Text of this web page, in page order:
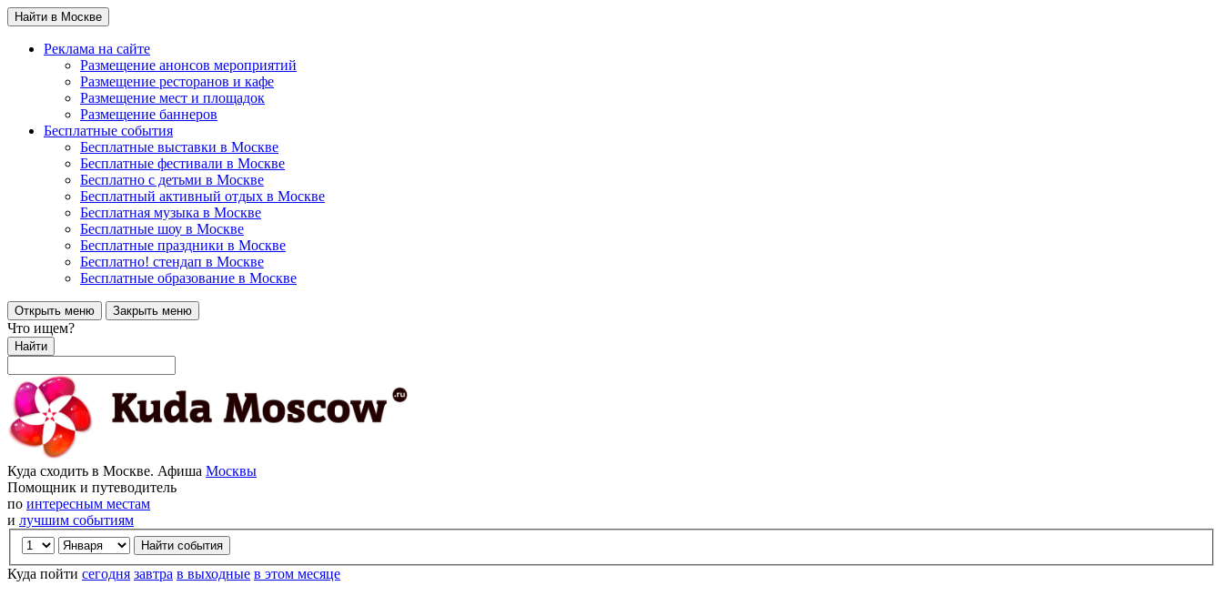
Найти в Москве
Реклама на сайте
Размещение анонсов мероприятий
Размещение ресторанов и кафе
Размещение мест и площадок
Размещение баннеров
Бесплатные события
Бесплатные выставки в Москве
Бесплатные фестивали в Москве
Бесплатно с детьми в Москве
Бесплатный активный отдых в Москве
Бесплатная музыка в Москве
Бесплатные шоу в Москве
Бесплатные праздники в Москве
Бесплатно! стендап в Москве
Бесплатные образование в Москве
Открыть меню Закрыть меню
Что ищем?
Найти
Куда сходить в Москве. Афиша Москвы
Помощник и путеводитель
по интересным местам
и лучшим событиям
Куда пойти сегодня завтра в выходные в этом месяце